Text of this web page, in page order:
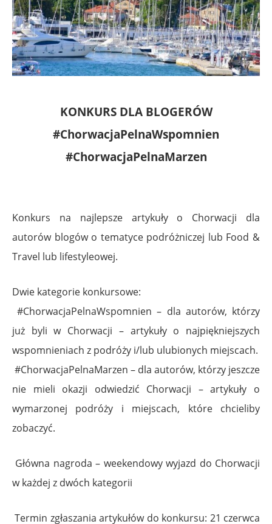
KONKURS DLA BLOGERÓW
#ChorwacjaPelnaWspomnien
#ChorwacjaPelnaMarzen
Konkurs na najlepsze artykuły o Chorwacji dla
autorów blogów o tematyce podróżniczej lub Food &
Travel lub lifestyleowej.
Dwie kategorie konkursowe:
#ChorwacjaPelnaWspomnien – dla autorów, którzy
już byli w Chorwacji – artykuły o najpiękniejszych
wspomnieniach z podróży i/lub ulubionych miejscach.
#ChorwacjaPelnaMarzen – dla autorów, którzy jeszcze
nie mieli okazji odwiedzić Chorwacji – artykuły o
wymarzonej podróży i miejscach, które chcieliby
zobaczyć.
Główna nagroda – weekendowy wyjazd do Chorwacji
w każdej z dwóch kategorii
Termin zgłaszania artykułów do konkursu: 21 czerwca